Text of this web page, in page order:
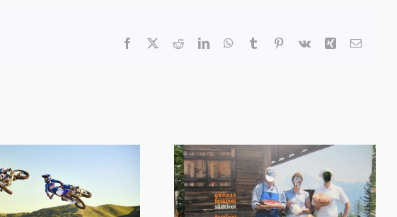
Facebook RedditLinkedInWhatsApp
Tumblr Pinterest
Vk Xing Email
Verwalten von
Besuchern und